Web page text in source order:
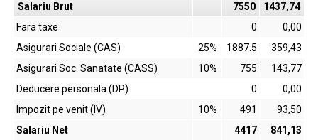
Salariu Brut
7550
1437,74
Fara taxe
0
0,00
Asigurari Sociale (CAS)
25% 1887.5
359,43
Asigurari Soc. Sanatate (CASS)
10% 755
143,77
Deducere personala (DP)
0
0,00
Impozit pe venit (IV)
10% 491
93,50
Salariu Net
4417 841,13